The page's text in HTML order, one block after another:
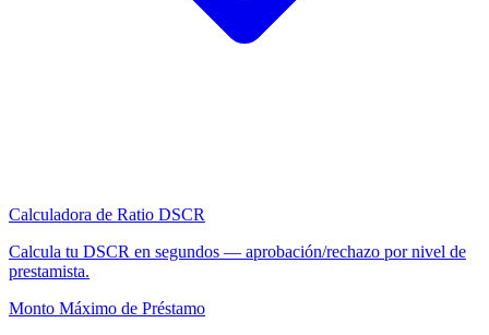
Calculadora de Ratio DSCR
Calcula tu DSCR en segundos — aprobación/rechazo por nivel de
prestamista.
Monto Máximo de Préstamo